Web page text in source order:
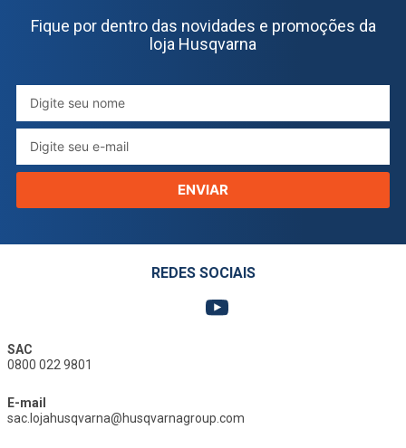
Fique por dentro das novidades e promoções da
loja Husqvarna
ENVIAR
REDES SOCIAIS
SAC
0800 022 9801
E-mail
sac.lojahusqvarna@husqvarnagroup.com